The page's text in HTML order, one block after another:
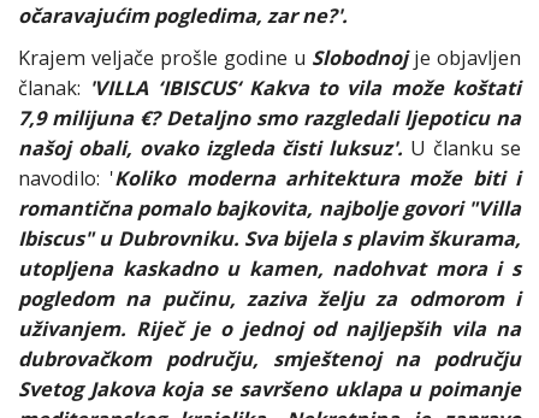
očaravajućim pogledima, zar ne?'.
Krajem veljače prošle godine u Slobodnojje objavljen
članak: 'VILLA ‘IBISCUS‘ Kakva to vila može koštati
7,9 milijuna €? Detaljno smo razgledali ljepoticu na
našoj obali, ovako izgleda čisti luksuz'. U članku se
navodilo: 'Koliko moderna arhitektura može biti i
romantična pomalo bajkovita, najbolje govori "Villa
Ibiscus" u Dubrovniku. Sva bijela s plavim škurama,
utopljena kaskadno u kamen, nadohvat mora i s
pogledom na pučinu, zaziva želju za odmorom i
uživanjem. Riječ je o jednoj od najljepših vila na
dubrovačkom području, smještenoj na području
Svetog Jakova koja se savršeno uklapa u poimanje